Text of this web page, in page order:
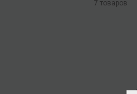
7 товаров